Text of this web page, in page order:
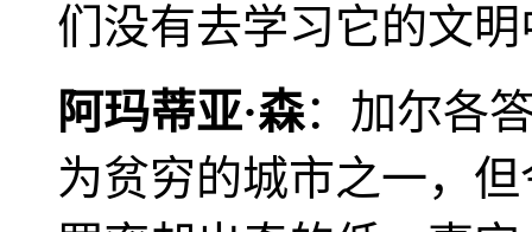
们没有去学习它的文
阿玛蒂亚·森：加尔各
为贫穷的城市之一，